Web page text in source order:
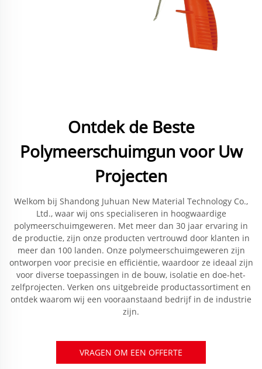
Ontdek de Beste
Polymeerschuimgun voor Uw
Projecten
Welkom bij Shandong Juhuan New Material Technology Co.,
Ltd., waar wij ons specialiseren in hoogwaardige
polymeerschuimgeweren. Met meer dan 30 jaar ervaring in
de productie, zijn onze producten vertrouwd door klanten in
meer dan 100 landen. Onze polymeerschuimgeweren zijn
ontworpen voor precisie en efficiëntie, waardoor ze ideaal zijn
voor diverse toepassingen in de bouw, isolatie en doe-het-
zelfprojecten. Verken ons uitgebreide productassortiment en
ontdek waarom wij een vooraanstaand bedrijf in de industrie
zijn.
VRAGEN OM EEN OFFERTE